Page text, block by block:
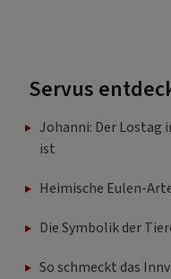
Servus
Johanni: Der Lostag
ist
Heimische Eulen-
Die Symbolik der
So schmeckt das